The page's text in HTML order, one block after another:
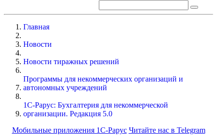
Главная
Новости
Новости тиражных решений
Программы для некоммерческих организаций и
автономных учреждений
1С-Рарус: Бухгалтерия для некоммерческой
организации. Редакция 5.0
Мобильные приложения 1С-Рарус Читайте нас в Telegram